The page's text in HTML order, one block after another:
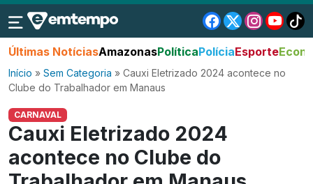
Últimas NotíciasAmazonasPolíticaPolíciaEsporte
Início » Sem Categoria » Cauxi Eletrizado 2024 acontece no
Clube do Trabalhador em Manaus
CARNAVAL
Cauxi Eletrizado 2024
acontece no Clube do